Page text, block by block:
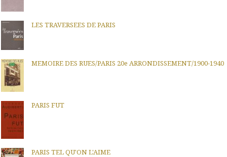
LES TRAVERSEES DE PARIS
MEMOIRE DES RUES/PARIS 20e ARRONDISSEMENT/1900-1940
PARIS FUT
PARIS TEL QU'ON L'AIME